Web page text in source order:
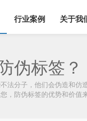
行业案例 关于我
伪标签？
分子，他们会伪造和
，防伪标签的优势和价值